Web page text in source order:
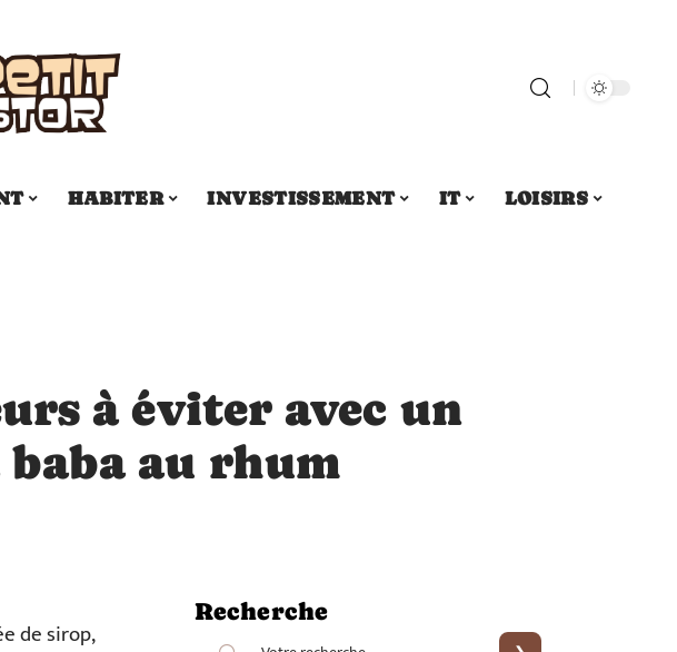
HABITER INVESTISSEMENT IT
LOISIRS
à éviter avec un
baba au rhum
de sirop,
Recherche